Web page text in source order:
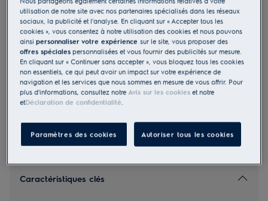
Fiche Produit UE
849,99 €
Les consignes de sécurité et les avertissements de sécurité
conformément à la réglementation européenne 2023/988
sont énumérés dans les chapitres 1 et 2 du manuel
d'utilisation. Pour utiliser le produit en toute sécurité, il
convient de lire l'intégralité du manuel d'utilisation.
Trouver un magasin
Caractéristiques clés
utilisation de notre site avec nos partenaires spécialisés dans les réseaux
sociaux, la publicité et l'analyse. En cliquant sur « Accepter tous les
cookies », vous consentez à notre utilisation des cookies et nous pouvons
ainsipersonnaliser votre expériencesur le site, vous proposer des
offres spéciales personnalisées et vous fournir des publicités sur mesure.
En cliquant sur « Continuer sans accepter », vous bloquez tous les cookies
non essentiels, ce qui peut avoir un impact sur votre expérience de
navigation et les services que nous sommes en mesure de vous offrir. Pour
plus d'informations, consultez notre Avis sur les cookies et notre
etDéclaration de confidentialité.
Paramètres des cookies Autoriser tous les cookies